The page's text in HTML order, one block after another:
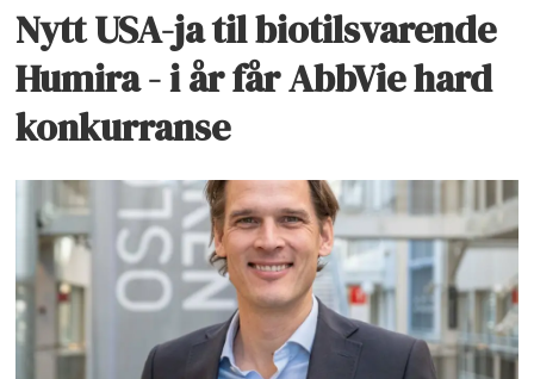
Nytt USA-ja til biotilsvarende
Humira - i år får AbbVie hard
konkurranse